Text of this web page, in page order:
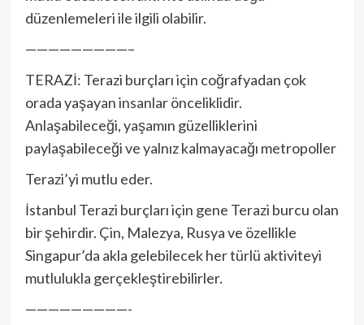
düzenlemeleri ile ilgili olabilir.
—————————–
TERAZİ: Terazi burçları için coğrafyadan çok
orada yaşayan insanlar önceliklidir.
Anlaşabileceği, yaşamın güzelliklerini
paylaşabileceği ve yalnız kalmayacağı metropoller
Terazi’yi mutlu eder.
İstanbul Terazi burçları için gene Terazi burcu olan
bir şehirdir. Çin, Malezya, Rusya ve özellikle
Singapur’da akla gelebilecek her türlü aktiviteyi
mutlulukla gerçekleştirebilirler.
—————————-